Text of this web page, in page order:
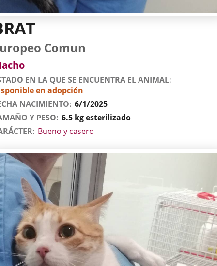
Comun
EN LA QUE SE ENCUENTRA EL ANIMAL
en adopción
NACIMIENTO 6/1/2025
Y PESO 6.5 kg esterilizado
Bueno y casero